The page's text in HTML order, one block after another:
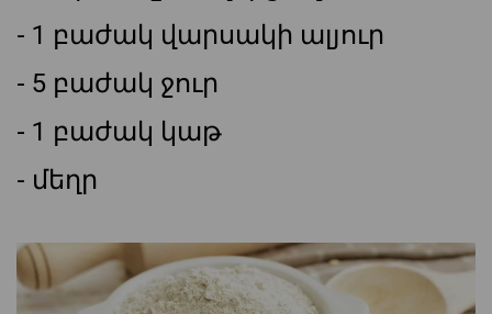
- 1 բաժակ վարսակի ալյուր
- 5 բաժակ ջուր
- 1 բաժակ կաթ
- մեղր